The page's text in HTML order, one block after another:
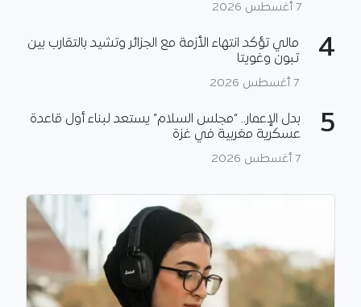
7 أغسطس 2026
4
مالي تؤكد انتهاء الأزمة مع الجزائر وتشيد بالتقارب بين
تبون وغويتا
7 أغسطس 2026
5
بدل الإعمار.. “مجلس السلام” يستعد لبناء أول قاعدة
عسكرية مغربية في غزة
7 أغسطس 2026